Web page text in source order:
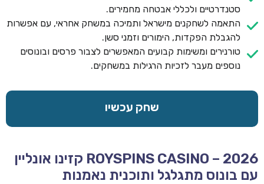
סטנדרטיים ולכללי אבטחה מחמירים.
התאמה לשחקנים מישראל ותמיכה במשחק אחראי, עם אפשרות
להגבלת הפקדות, הימורים וזמני סשן.
טורנירים ומשימות קבועים המאפשרים לצבור פרסים ובונוסים
נוספים מעבר לזכיות הרגילות במשחקים.
שחק עכשיו
ROYSPINS CASINO – 2026 קזינו אונליין
עם בונוס מתגלגל ותוכנית נאמנות